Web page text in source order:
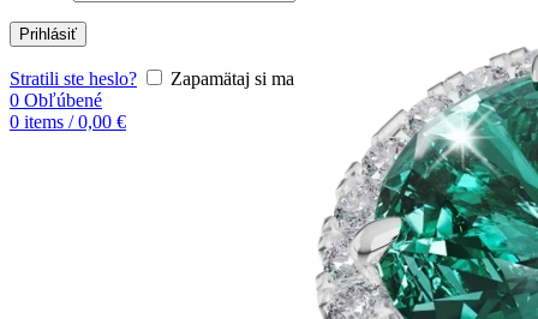
Prihlásiť
Stratili ste heslo?
Zapamätaj si ma
0 Obľúbené
0 items / 0,00 €